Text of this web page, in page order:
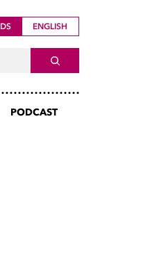
ENGLISH
SEARCH
PODCAST